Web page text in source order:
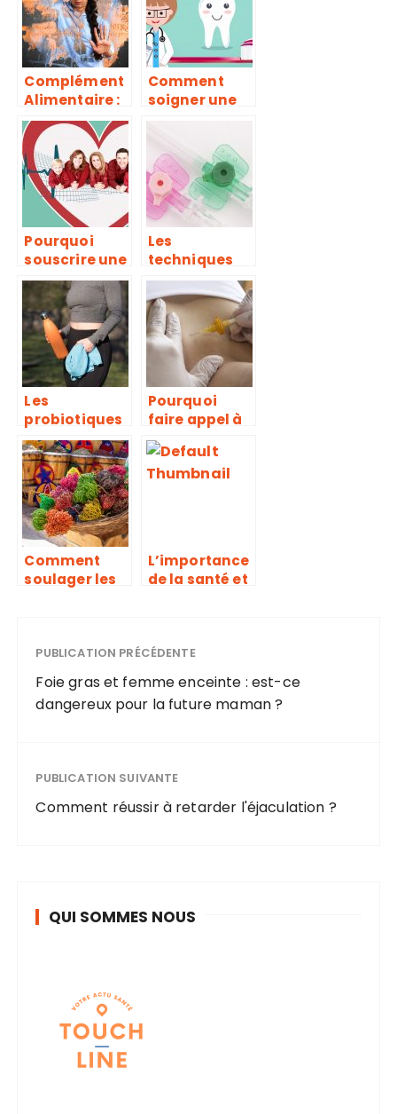
plantes
Complément
Alimentaire :
propriétés et
bienfaits
Comment
soigner une
Pourquoi
souscrire une
assurance
maladie ?
Les
techniques
de perfusion
par KTC
Les
probiotiques
peuvent-ils
vous aider à
perdre du
poids ?
Pourquoi
faire appel à
la
kinésithérapi
e ?
Comment
soulager les
L’importance
de la santé et
PUBLICATION PRÉCÉDENTE
Foie gras et femme enceinte : est-ce
dangereux pour la future maman ?
PUBLICATION SUIVANTE
Comment réussir à retarder l'éjaculation ?
QUI SOMMES NOUS